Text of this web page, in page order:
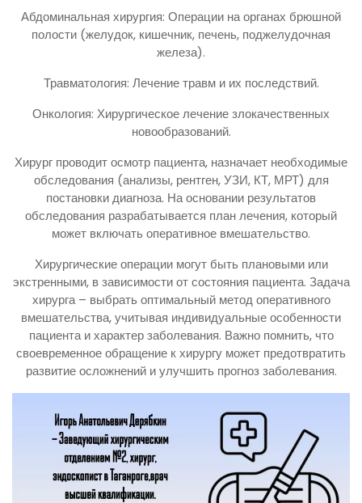
Абдоминальная хирургия: Операции на органах брюшной
полости (желудок, кишечник, печень, поджелудочная
железа).
Травматология: Лечение травм и их последствий.
Онкология: Хирургическое лечение злокачественных
новообразований.
Хирург проводит осмотр пациента, назначает необходимые
обследования (анализы, рентген, УЗИ, КТ, МРТ) для
постановки диагноза. На основании результатов
обследования разрабатывается план лечения, который
может включать оперативное вмешательство.
Хирургические операции могут быть плановыми или
экстренными, в зависимости от состояния пациента. Задача
хирурга – выбрать оптимальный метод оперативного
вмешательства, учитывая индивидуальные особенности
пациента и характер заболевания. Важно помнить, что
своевременное обращение к хирургу может предотвратить
развитие осложнений и улучшить прогноз заболевания.